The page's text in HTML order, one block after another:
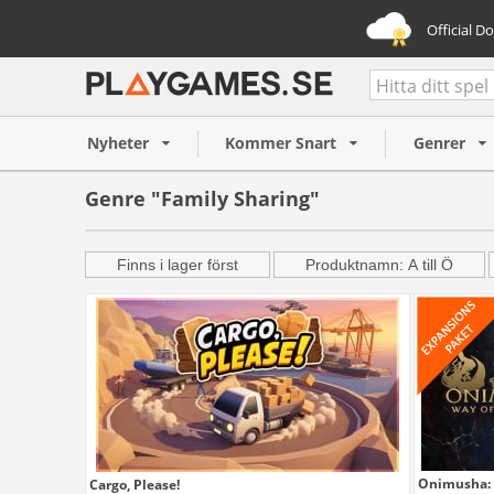
Official
Nyheter Kommer Snart Genrer
Genre "Family Sharing"
Finns i lager först Produktnamn: A till Ö
Cargo, Please! Onimusha: